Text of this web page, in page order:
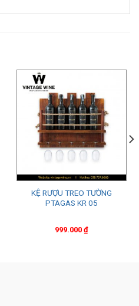
KỆ RƯỢU TREO TƯỜNG
PTAGAS KR 05
999.000 ₫